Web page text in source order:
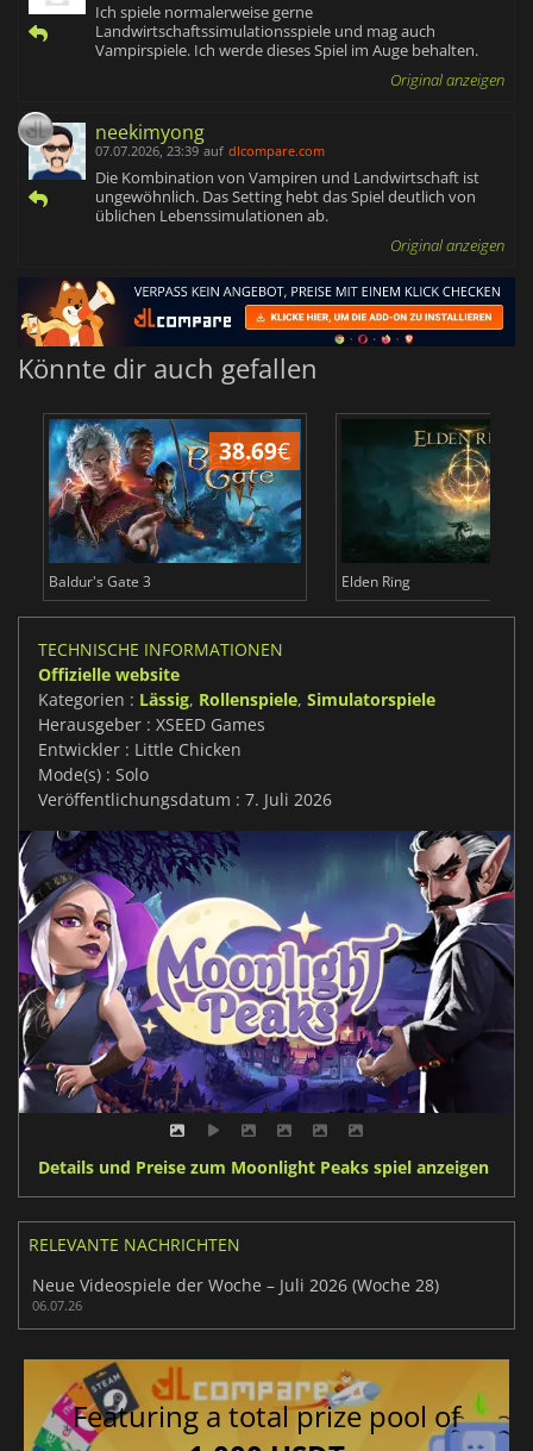
Ich spiele normalerweise gerne
Landwirtschaftssimulationsspiele und mag auch
Vampirspiele. Ich werde dieses Spiel im Auge behalten.
Original anzeigen
neekimyong
07.07.2026, 23:39 auf dlcompare.com
Die Kombination von Vampiren und Landwirtschaft ist
ungewöhnlich. Das Setting hebt das Spiel deutlich von
üblichen Lebenssimulationen ab.
Original anzeigen
Könnte dir auch gefallen
38.69€
Baldur's Gate 3 Elden Ring
TECHNISCHE INFORMATIONEN
Offizielle website
Kategorien : Lässig, Rollenspiele, Simulatorspiele
Herausgeber : XSEED Games
Entwickler : Little Chicken
Mode(s) : Solo
Veröffentlichungsdatum : 7. Juli 2026
Details und Preise zum Moonlight Peaks spiel anzeigen
RELEVANTE NACHRICHTEN
Neue Videospiele der Woche – Juli 2026 (Woche 28)
06.07.26
Featuring a total prize pool of